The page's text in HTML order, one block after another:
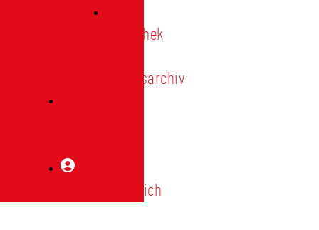
Bibliothek
Vereinsarchiv
Mitgliederbereich